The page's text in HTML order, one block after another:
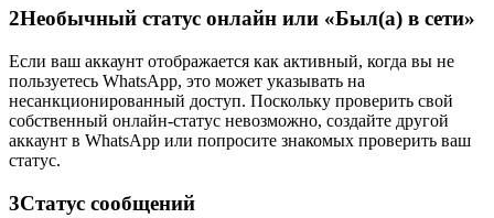
2Необычный статус онлайн или «Был(а) в сети»
Если ваш аккаунт отображается как активный, когда вы не
пользуетесь WhatsApp, это может указывать на
несанкционированный доступ. Поскольку проверить свой
собственный онлайн-статус невозможно, создайте другой
аккаунт в WhatsApp или попросите знакомых проверить ваш
статус.
3Статус сообщений